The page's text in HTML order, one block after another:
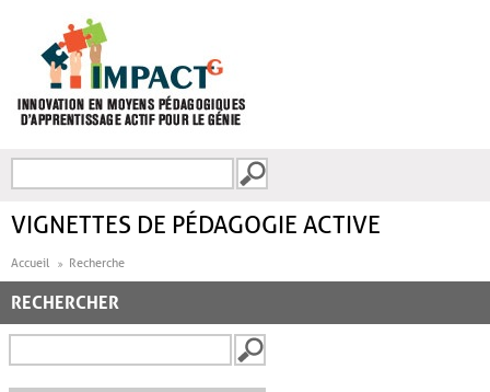
FORMULAIRE DE
VIGNETTES DE PÉDAGOGIE ACTIVE
Accueil Recherche
RECHERCHER